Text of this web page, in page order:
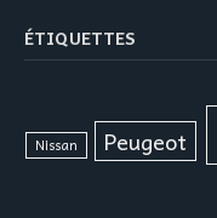
ÉTIQUETTES
Nissan Peugeot